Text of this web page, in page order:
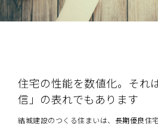
住宅の性能を数値化。それ
信」の表れでもあります
結城建設のつくる住まいは、長期優良住